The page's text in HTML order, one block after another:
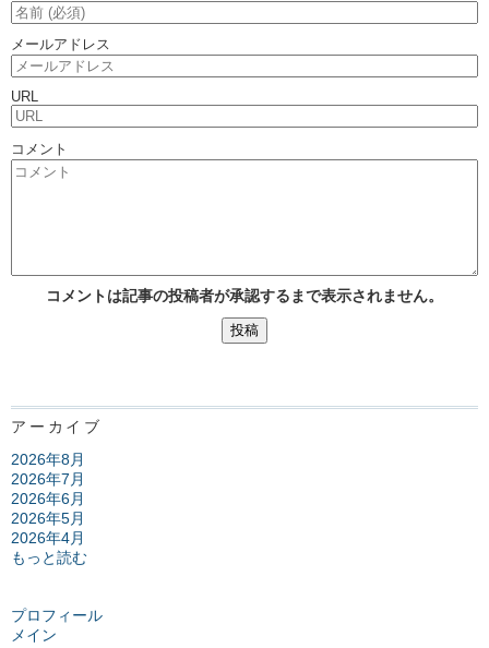
メールアドレス
URL
コメント
コメントは記事の投稿者が承認するまで表示されません。
アーカイブ
2026年8月
2026年7月
2026年6月
2026年5月
2026年4月
もっと読む
プロフィール
メイン